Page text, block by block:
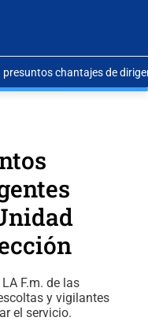
chantajes de
F.m. de las
y vigilantes
el servicio.